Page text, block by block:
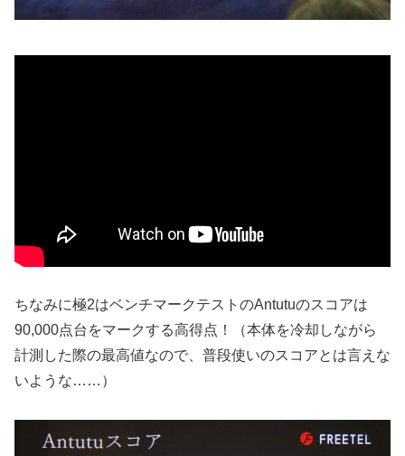
ちなみに極2はベンチマークテストのAntutuのスコアは
90,000点台をマークする高得点！（本体を冷却しながら
計測した際の最高値なので、普段使いのスコアとは言えな
いような……）